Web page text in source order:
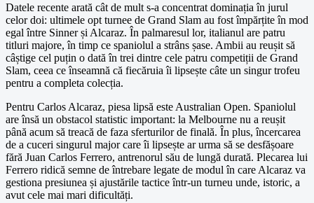
Datele recente arată cât de mult s-a concentrat dominația în jurul
celor doi: ultimele opt turnee de Grand Slam au fost împărțite în mod
egal între Sinner și Alcaraz. În palmaresul lor, italianul are patru
titluri majore, în timp ce spaniolul a strâns șase. Ambii au reușit să
câștige cel puțin o dată în trei dintre cele patru competiții de Grand
Slam, ceea ce înseamnă că fiecăruia îi lipsește câte un singur trofeu
pentru a completa colecția.
Pentru Carlos Alcaraz, piesa lipsă este Australian Open. Spaniolul
are însă un obstacol statistic important: la Melbourne nu a reușit
până acum să treacă de faza sferturilor de finală. În plus, încercarea
de a cuceri singurul major care îi lipsește ar urma să se desfășoare
fără Juan Carlos Ferrero, antrenorul său de lungă durată. Plecarea lui
Ferrero ridică semne de întrebare legate de modul în care Alcaraz va
gestiona presiunea și ajustările tactice într-un turneu unde, istoric, a
avut cele mai mari dificultăți.